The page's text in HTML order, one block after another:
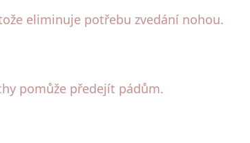
eliminuje potřebu zvedání nohou.
pomůže předejít pádům.